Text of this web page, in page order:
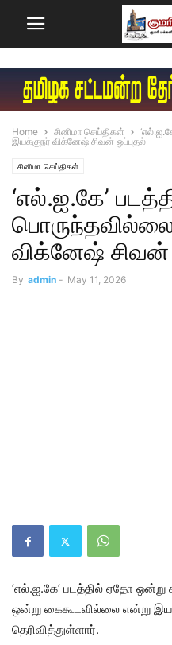
Home சினிமா செய்திகள்
இயக்குநர் விக்னேஷ் சிவன் ஒப்புதல்
சினிமா செய்திகள்
‘எல்.ஐ.கே’
விக்னேஷ் சிவன்
By admin - May 11, 2026
’எல்.ஐ.கே’ படத்தில் ஏதோ
ஒன்று கைகூடவில்லை என்று
தெரிவித்துள்ளார்.